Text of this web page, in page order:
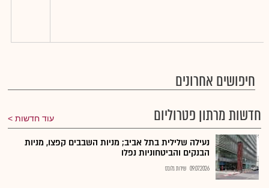
חיפושים אחרונים
חדשות מרתון פטרוליום
עוד חדשות
נעילה שלילית בתל אביב; מניות השבבים קפצו, מניות
הבנקים והביטחוניות נפלו
09.07.2026 שירות גלובס